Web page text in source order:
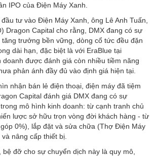
IPO của Điện Máy Xanh.
tư vào Điện Máy Xanh, ông Lê Anh Tuấn,
Dragon Capital cho rằng, DMX đang có sự
trưởng bền vững, dòng cổ tức đều đặn
dài hạn, đặc biệt là với EraBlue tại
doanh được đánh giá còn nhiều tiềm năng
phản ánh đầy đủ vào định giá hiện tại.
nhận bán lẻ điện thoại, điện máy đã tiệm
Capital đánh giá DMX đang có sự
mô hình kinh doanh: từ cạnh tranh chủ
lược sở hữu trọn vòng đời khách hàng - từ
0%), lắp đặt và sửa chữa (Thợ Điện Máy
nâng cấp thiết bị.
đỡ cho sự chuyển dịch này là quy mô,